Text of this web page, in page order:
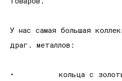
У нас самая большая
драг. металлов:
• кольца с золотыми